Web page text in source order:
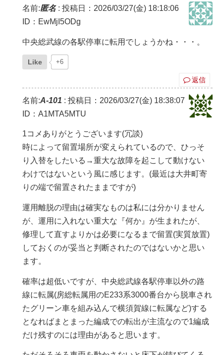
名前:匿名: 投稿日：2026/03/27(金) 18:18:06
ID：EwMjI5ODg
中央総武線の各駅停車に転用でしょうかね・・・。
Like +6
返信
名前:A-101 : 投稿日：2026/03/27(金) 18:38:07
ID：A1MTA5MTU
1コメありがとうございます(冗談)
時によって留置場所が変えられているので、ひっそ
り入替をしたいる→重大な故障を起こして動けない
わけではないという風に感じます。(最近は大井町寄
りの端で留置されたままですが)
運用離脱の理由は確実なものは私には分かりません
が、運用に入れない重大な『何か』が生まれたが、
修理して直すよりかは必要になるまで留置(実質放置)
しておくのが妥当と判断されたのではないかと思い
ます。
確率は超低いですが、中央総武線各駅停車以外の路
線に転属(房総転属用のE233系3000番台から脱車され
たグリーン車を組み込んで横須賀線に転属など)する
となればまとまった編成での転出が主流なので1編成
だけ残すのには理由があると思います。